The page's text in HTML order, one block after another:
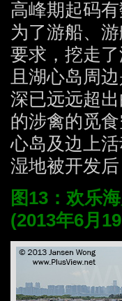
高峰期起码
为了游船、
要求，挖走
且湖心岛周
深已远远超
的涉禽的觅
心岛及边上
湿地被开发
图13：欢乐
(2013年6月